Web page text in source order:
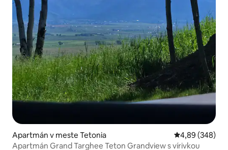
Apartmán v meste Tetonia Priemerné
4,89 (348)
Apartmán Grand Targhee Teton Grandview s vírivkou